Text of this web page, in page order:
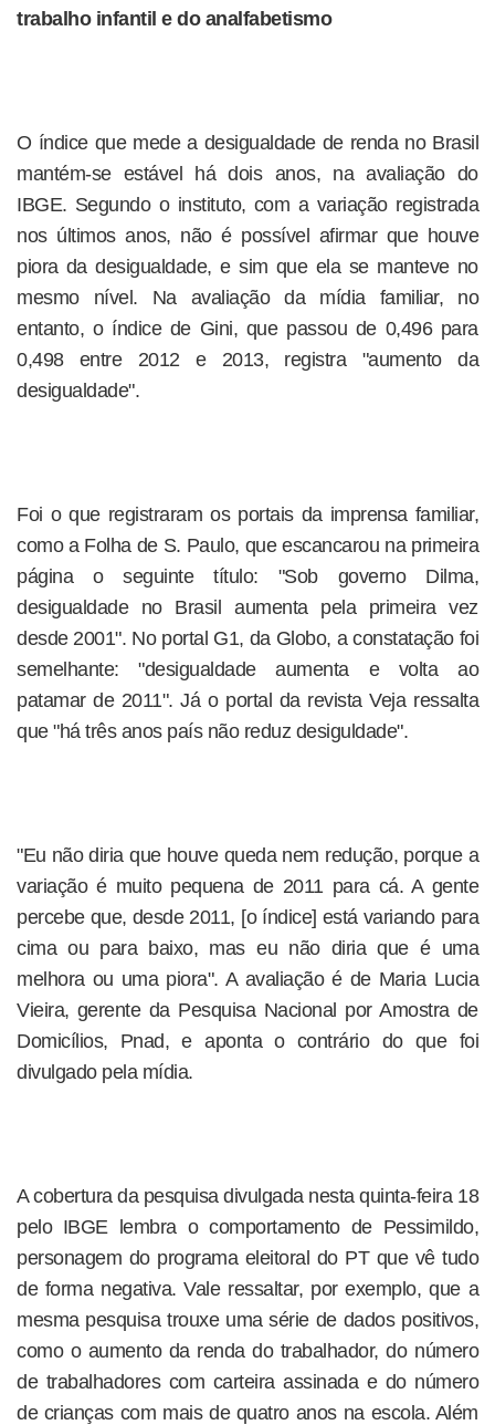
trabalho infantil e do analfabetismo
O índice que mede a desigualdade de renda no Brasil
mantém-se estável há dois anos, na avaliação do
IBGE. Segundo o instituto, com a variação registrada
nos últimos anos, não é possível afirmar que houve
piora da desigualdade, e sim que ela se manteve no
mesmo nível. Na avaliação da mídia familiar, no
entanto, o índice de Gini, que passou de 0,496 para
0,498 entre 2012 e 2013, registra "aumento da
desigualdade".
Foi o que registraram os portais da imprensa familiar,
como a Folha de S. Paulo, que escancarou na primeira
página o seguinte título: "Sob governo Dilma,
desigualdade no Brasil aumenta pela primeira vez
desde 2001". No portal G1, da Globo, a constatação foi
semelhante: "desigualdade aumenta e volta ao
patamar de 2011". Já o portal da revista Veja ressalta
que "há três anos país não reduz desiguldade".
"Eu não diria que houve queda nem redução, porque a
variação é muito pequena de 2011 para cá. A gente
percebe que, desde 2011, [o índice] está variando para
cima ou para baixo, mas eu não diria que é uma
melhora ou uma piora". A avaliação é de Maria Lucia
Vieira, gerente da Pesquisa Nacional por Amostra de
Domicílios, Pnad, e aponta o contrário do que foi
divulgado pela mídia.
A cobertura da pesquisa divulgada nesta quinta-feira 18
pelo IBGE lembra o comportamento de Pessimildo,
personagem do programa eleitoral do PT que vê tudo
de forma negativa. Vale ressaltar, por exemplo, que a
mesma pesquisa trouxe uma série de dados positivos,
como o aumento da renda do trabalhador, do número
de trabalhadores com carteira assinada e do número
de crianças com mais de quatro anos na escola. Além